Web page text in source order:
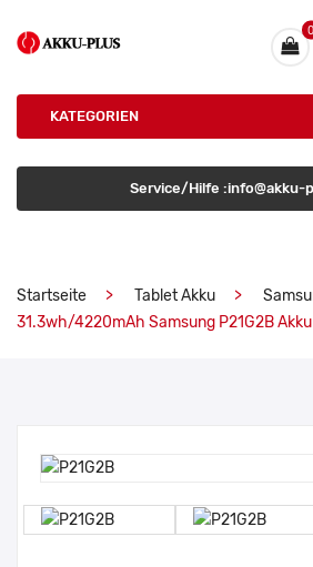
0
KATEGORIEN
Service/Hilfe :info@akku-
Startseite Tablet Akku
31.3wh/4220mAh Samsung P21G2B Akku